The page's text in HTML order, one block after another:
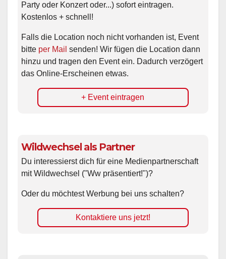
Party oder Konzert oder...) sofort eintragen.
Kostenlos + schnell!
Falls die Location noch nicht vorhanden ist, Event
bitte per Mail senden! Wir fügen die Location dann
hinzu und tragen den Event ein. Dadurch verzögert
das Online-Erscheinen etwas.
+ Event eintragen
Wildwechsel als Partner
Du interessierst dich für eine Medienpartnerschaft
mit Wildwechsel ("Ww präsentiert!")?
Oder du möchtest Werbung bei uns schalten?
Kontaktiere uns jetzt!